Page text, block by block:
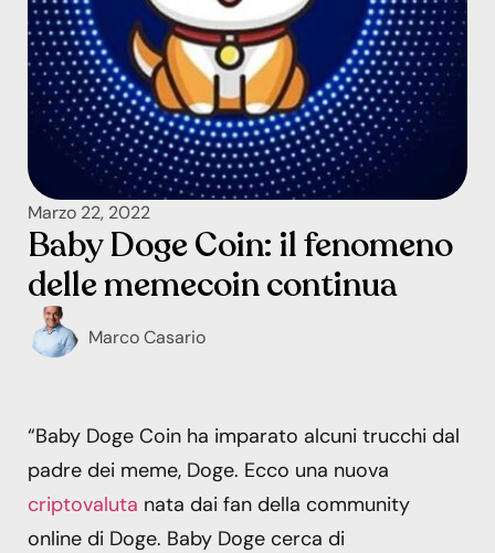
Marzo 22, 2022
Baby Doge Coin: il fenomeno
delle memecoin continua
Marco Casario
“Baby Doge Coin ha imparato alcuni trucchi dal
padre dei meme, Doge. Ecco una nuova
criptovaluta nata dai fan della community
online di Doge. Baby Doge cerca di